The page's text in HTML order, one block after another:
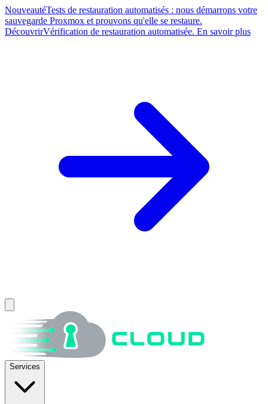
NouveautéTests de restauration automatisés : nous démarrons votre
sauvegarde Proxmox et prouvons qu'elle se restaure.
DécouvrirVérification de restauration automatisée. En savoir plus
Services